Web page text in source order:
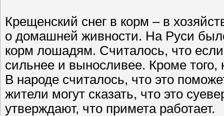
Крещенский снег в корм – в
о домашней живности. На Руси
корм лошадям. Считалось, что если
сильнее и выносливее. Кроме
В народе считалось, что это
жители могут сказать, что это
утверждают, что примета работает.